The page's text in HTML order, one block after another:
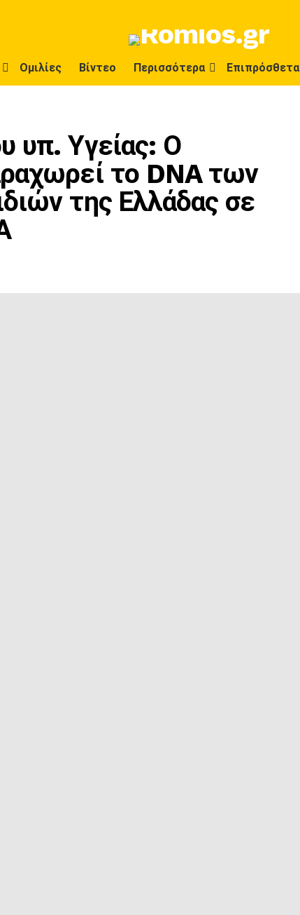
Ομιλίες Βίντεο Περισσότερα Επιπρόσθετα
υπ. Υγείας: Ο
το DNA των
της Ελλάδας σε